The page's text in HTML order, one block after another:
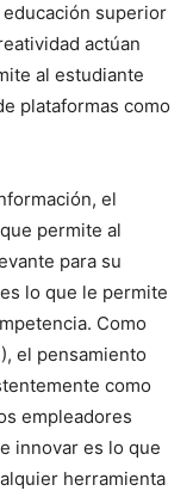
superior
actúan
al estudiante
plataformas como
el
permite al
para su
lo que le permite
Como
el pensamiento
como
empleadores
innovar es lo que
herramienta